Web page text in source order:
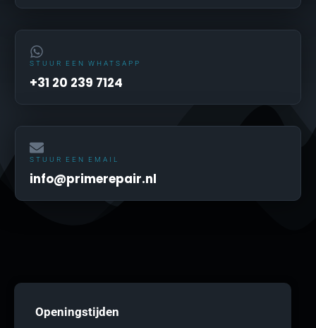
STUUR EEN WHATSAPP
+31 20 239 7124
STUUR EEN EMAIL
info@primerepair.nl
Openingstijden